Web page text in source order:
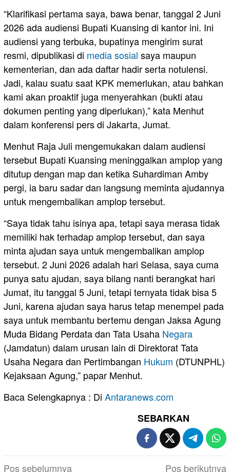
“Klarifikasi pertama saya, bawa benar, tanggal 2 Juni
2026 ada audiensi Bupati Kuansing di kantor ini. Ini
audiensi yang terbuka, bupatinya mengirim surat
resmi, dipublikasi di media sosial saya maupun
kementerian, dan ada daftar hadir serta notulensi.
Jadi, kalau suatu saat KPK memerlukan, atau bahkan
kami akan proaktif juga menyerahkan (bukti atau
dokumen penting yang diperlukan),” kata Menhut
dalam konferensi pers di Jakarta, Jumat.
Menhut Raja Juli mengemukakan dalam audiensi
tersebut Bupati Kuansing meninggalkan amplop yang
ditutup dengan map dan ketika Suhardiman Amby
pergi, ia baru sadar dan langsung meminta ajudannya
untuk mengembalikan amplop tersebut.
“Saya tidak tahu isinya apa, tetapi saya merasa tidak
memiliki hak terhadap amplop tersebut, dan saya
minta ajudan saya untuk mengembalikan amplop
tersebut. 2 Juni 2026 adalah hari Selasa, saya cuma
punya satu ajudan, saya bilang nanti berangkat hari
Jumat, itu tanggal 5 Juni, tetapi ternyata tidak bisa 5
Juni, karena ajudan saya harus tetap menempel pada
saya untuk membantu bertemu dengan Jaksa Agung
Muda Bidang Perdata dan Tata Usaha Negara
(Jamdatun) dalam urusan lain di Direktorat Tata
Usaha Negara dan Pertimbangan Hukum (DTUNPHL)
Kejaksaan Agung,” papar Menhut.
Baca Selengkapnya : Di Antaranews.com
SEBARKAN
Navigasi
Pos sebelumnya
Pos berikutnya